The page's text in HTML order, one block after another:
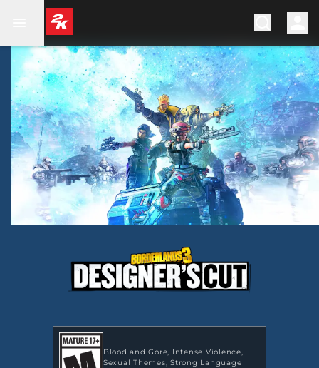
Blood and Gore Intense Violence
Sexual Themes Strong Language